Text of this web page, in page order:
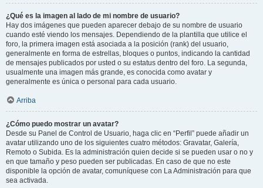
¿Qué es la imagen al lado de mi nombre de usuario?
Hay dos imágenes que pueden aparecer debajo de su nombre de usuario
cuando esté viendo los mensajes. Dependiendo de la plantilla que utilice el
foro, la primera imagen está asociada a la posición (rank) del usuario,
generalmente en forma de estrellas, bloques o puntos, indicando la cantidad
de mensajes publicados por usted o su estatus dentro del foro. La segunda,
usualmente una imagen más grande, es conocida como avatar y
generalmente es única o personal para cada usuario.
Arriba
¿Cómo puedo mostrar un avatar?
Desde su Panel de Control de Usuario, haga clic en “Perfil” puede añadir un
avatar utilizando uno de los siguientes cuatro métodos: Gravatar, Galería,
Remoto o Subida. Es la administración quien decide si se pueden usar o no y
en que tamaño y peso pueden ser publicadas. En caso de que no este
disponible la opción de avatar, comuníquese con La Administración para que
sea activada.